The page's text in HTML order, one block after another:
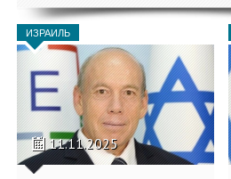
ИЗРАИЛЬ
11.11.2025